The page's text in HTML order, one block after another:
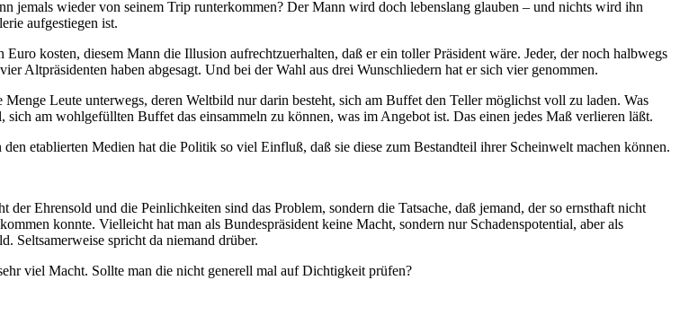
jemals wieder von seinem Trip runterkommen? Der Mann wird doch lebenslang glauben – und nichts wird ihn
aufgestiegen ist.
kosten, diesem Mann die Illusion aufrechtzuerhalten, daß er ein toller Präsident wäre. Jeder, der noch halbwegs
Altpräsidenten haben abgesagt. Und bei der Wahl aus drei Wunschliedern hat er sich vier genommen.
Leute unterwegs, deren Weltbild nur darin besteht, sich am Buffet den Teller möglichst voll zu laden. Was
am wohlgefüllten Buffet das einsammeln zu können, was im Angebot ist. Das einen jedes Maß verlieren läßt.
etablierten Medien hat die Politik so viel Einfluß, daß sie diese zum Bestandteil ihrer Scheinwelt machen können.
Ehrensold und die Peinlichkeiten sind das Problem, sondern die Tatsache, daß jemand, der so ernsthaft nicht
konnte. Vielleicht hat man als Bundespräsident keine Macht, sondern nur Schadenspotential, aber als
Seltsamerweise spricht da niemand drüber.
viel Macht. Sollte man die nicht generell mal auf Dichtigkeit prüfen?